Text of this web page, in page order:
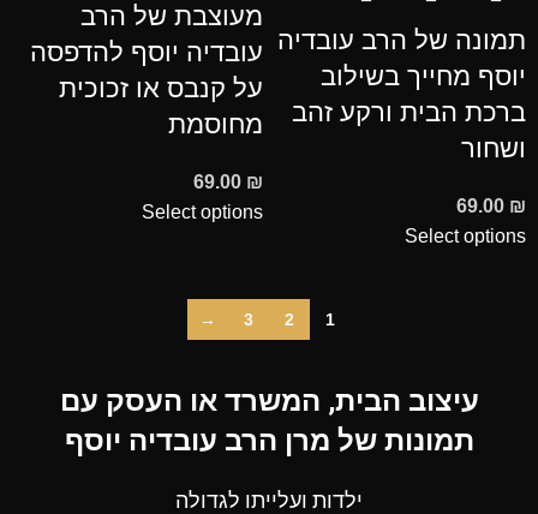
תמונה של הרב עובדיה
יוסף מחייך בשילוב
ברכת הבית ורקע זהב
ושחור
69.00 ₪
Select options
מעוצבת של הרב
עובדיה יוסף להדפסה
על קנבס או זכוכית
מחוסמת
69.00 ₪
Select options
1
2
3
→
עיצוב הבית, המשרד או העסק עם
תמונות של מרן הרב עובדיה יוסף
ילדות ועלייתו לגדולה